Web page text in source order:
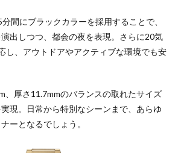
間にブラックカラーを採用することで、
出しつつ、都会の夜を表現。さらに20気
し、アウトドアやアクティブな環境でも安
、厚さ11.7mmのバランスの取れたサイズ
現。日常から特別なシーンまで、あらゆ
ーとなるでしょう。